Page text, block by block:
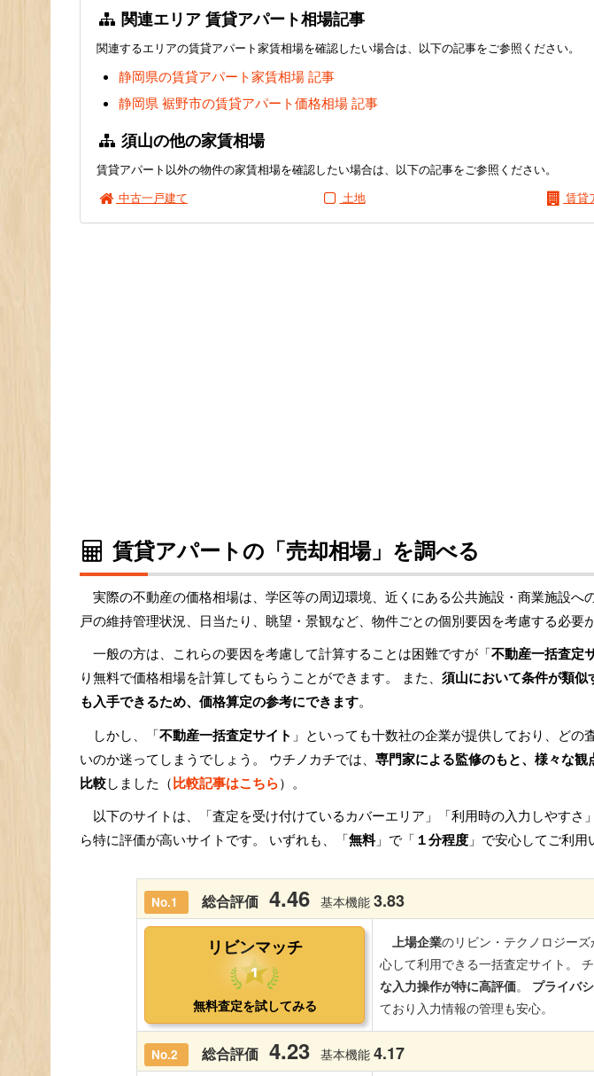
関連エリア 賃貸アパート相場記事
関連するエリアの賃貸アパート家賃相場を確認したい場合は、以下の記事をご参照ください。
静岡県の賃貸アパート家賃相場 記事
静岡県 裾野市の賃貸アパート価格相場 記事
須山の他の家賃相場
賃貸アパート以外の物件の家賃相場を確認したい場合は、以下の記事をご参照ください。
中古一戸建て
土地 賃貸
賃貸アパートの「売却相場」を調べる
実際の不動産の価格相場は、学区等の周辺環境、近くにある公共施設・商業施設へ
戸の維持管理状況、日当たり、眺望・景観など、物件ごとの個別要因を考慮する必要
一般の方は、これらの要因を考慮して計算することは困難ですが「不動産一括査定
り無料で価格相場を計算してもらうことができます。 また、 須山において条件が類似
も入手できるため、価格算定の参考にできます。
しかし、「不動産一括査定サイト 」といっても十数社の企業が提供しており、どの
いのか迷ってしまうでしょう。 ウチノカチでは、 専門家による監修のもと、様々な
比較しました（比較記事はこちら）。
以下のサイトは、「査定を受け付けているカバーエリア」「利用時の入力しやすさ
ら特に評価が高いサイトです。 いずれも、「無料」で「 １分程度 」で安心してご利用